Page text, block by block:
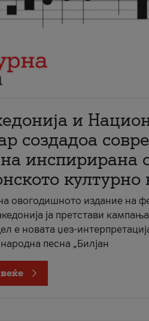
и
создадоа
инспирирана
културно
овогодишното издание на
ја претстави
е новата џез-
песна „Билјан